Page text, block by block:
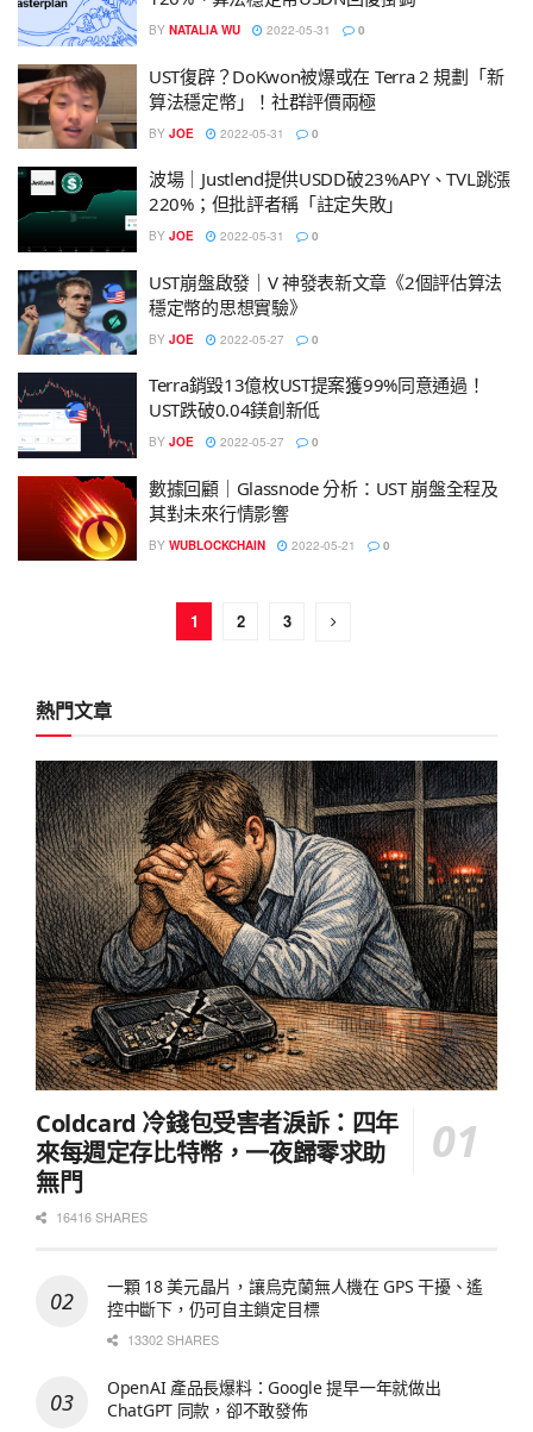
BY NATALIA WU 2022-05-31 0
UST復辟？DoKwon被爆或在 Terra 2 規劃「新
算法穩定幣」！社群評價兩極
BY JOE 2022-05-31 0
波場｜Justlend提供USDD破23%APY、TVL跳漲
220%；但批評者稱「註定失敗」
BY JOE 2022-05-31 0
UST崩盤啟發｜V 神發表新文章《2個評估算法
穩定幣的思想實驗》
BY JOE 2022-05-27 0
Terra銷毀13億枚UST提案獲99%同意通過！
UST跌破0.04鎂創新低
BY JOE 2022-05-27 0
數據回顧｜Glassnode 分析：UST 崩盤全程及
其對未來行情影響
BY WUBLOCKCHAIN 2022-05-21 0
1 2 3
熱門文章
Coldcard 冷錢包受害者淚訴：四年
來每週定存比特幣，一夜歸零求助
無門
16416 SHARES
一顆 18 美元晶片，讓烏克蘭無人機在 GPS 干擾、遙
控中斷下，仍可自主鎖定目標
13302 SHARES
OpenAI 產品長爆料：Google 提早一年就做出
ChatGPT 同款，卻不敢發佈